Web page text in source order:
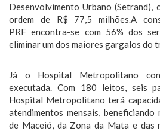
Desenvolvimento Urbano (Setrand),
ordem de R$ 77,5 milhões.A
PRF encontra-se com 56% dos
eliminar um dos maiores gargalos do
Já o Hospital Metropolitano
executada. Com 180 leitos, seis
Hospital Metropolitano terá
atendimentos mensais,
de Maceió, da Zona da Mata e